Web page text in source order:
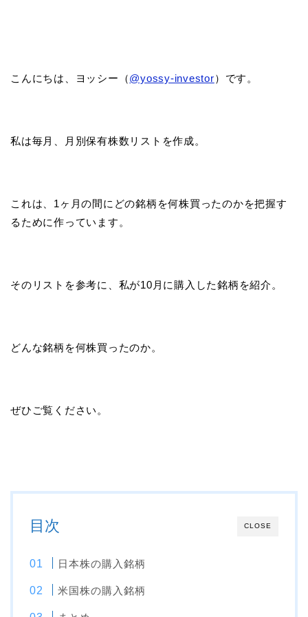
こんにちは、ヨッシー（@yossy-investor）です。
私は毎月、月別保有株数リストを作成。
これは、1ヶ月の間にどの銘柄を何株買ったのかを把握す
るために作っています。
そのリストを参考に、私が10月に購入した銘柄を紹介。
どんな銘柄を何株買ったのか。
ぜひご覧ください。
CLOSE
目次
日本株の購入銘柄
米国株の購入銘柄